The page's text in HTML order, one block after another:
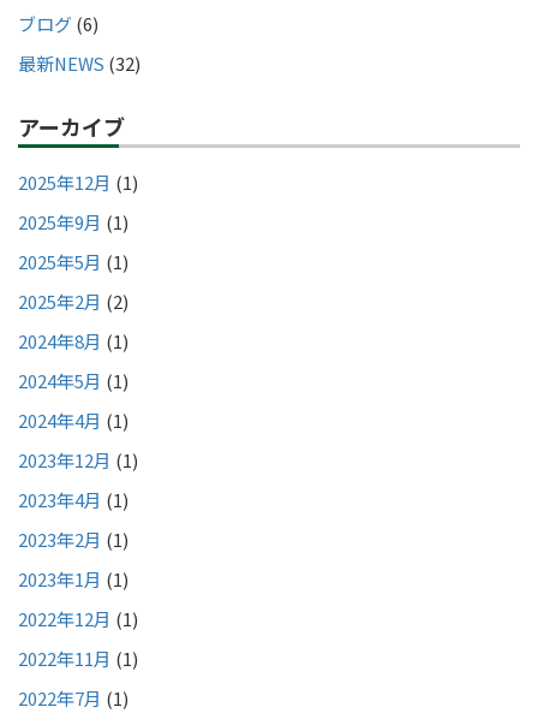
ブログ (6)
最新NEWS (32)
アーカイブ
2025年12月 (1)
2025年9月 (1)
2025年5月 (1)
2025年2月 (2)
2024年8月 (1)
2024年5月 (1)
2024年4月 (1)
2023年12月 (1)
2023年4月 (1)
2023年2月 (1)
2023年1月 (1)
2022年12月 (1)
2022年11月 (1)
2022年7月 (1)